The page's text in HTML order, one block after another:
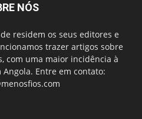
NÓS
residem os seus editores e
trazer artigos sobre
com uma maior incidência à
Entre em contato: